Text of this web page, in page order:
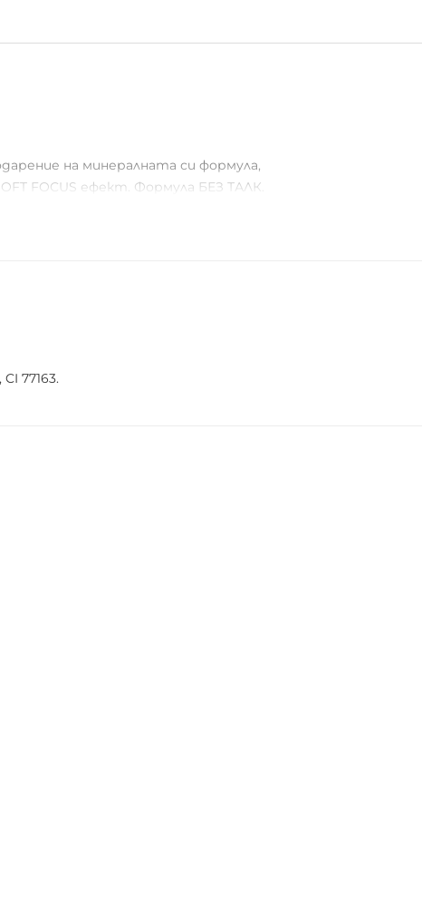
на минералната си формула,
FOCUS ефект. Формула БЕЗ ТАЛК.
77163.